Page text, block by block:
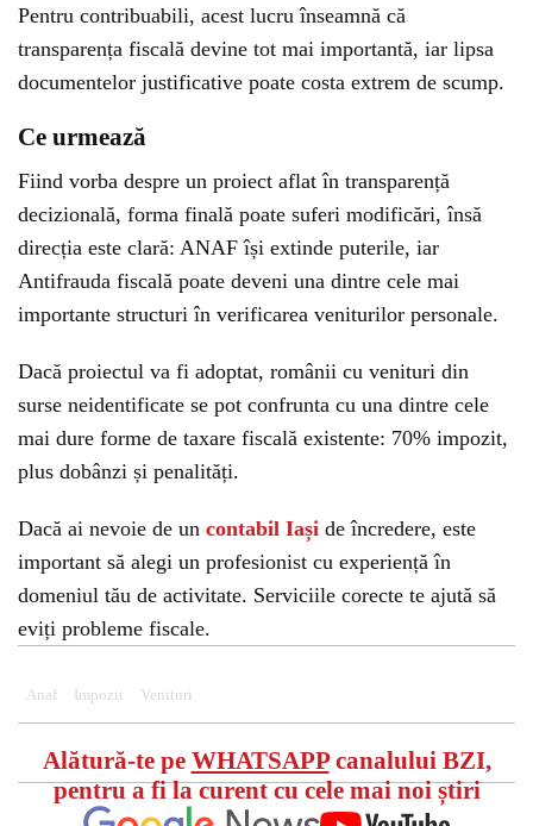
Pentru contribuabili, acest lucru înseamnă că
transparența fiscală devine tot mai importantă, iar lipsa
documentelor justificative poate costa extrem de scump.
Ce urmează
Fiind vorba despre un proiect aflat în transparență
decizională, forma finală poate suferi modificări, însă
direcția este clară: ANAF își extinde puterile, iar
Antifrauda fiscală poate deveni una dintre cele mai
importante structuri în verificarea veniturilor personale.
Dacă proiectul va fi adoptat, românii cu venituri din
surse neidentificate se pot confrunta cu una dintre cele
mai dure forme de taxare fiscală existente: 70% impozit,
plus dobânzi și penalități.
Dacă ai nevoie de un contabil Iași de încredere, este
important să alegi un profesionist cu experiență în
domeniul tău de activitate. Serviciile corecte te ajută să
eviți probleme fiscale.
Anaf Impozit Venituri
Alătură-te pe WHATSAPPcanalului BZI,
pentru a fi la curent cu cele mai noi știri